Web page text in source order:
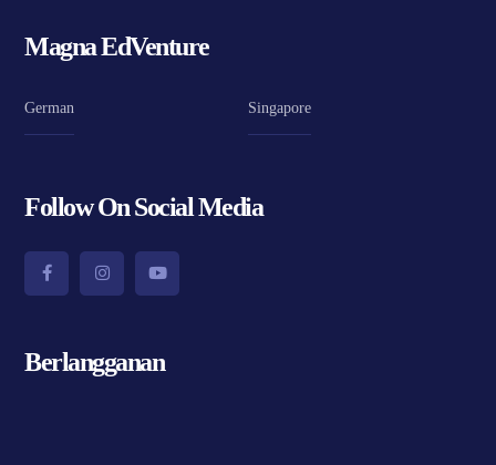
Magna EdVenture
German Singapore
Follow On Social Media
Berlangganan